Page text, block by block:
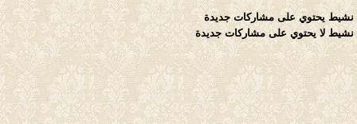
يحتوي على مشاركات جديدة
لا يحتوي على مشاركات جديدة